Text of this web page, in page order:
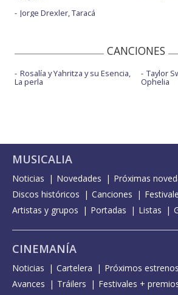
Jorge Drexler, Taracá
CANCIONES
Rosalía y Yahritza y su Esencia,
La perla
Taylor
Ophelia
MUSICALIA
Noticias Novedades
Próximas
Discos históricos
Canciones
Artistas y grupos
Portadas Listas
CINEMANÍA
Noticias Cartelera Próximos estrenos
Avances
Tráilers
Festivales +